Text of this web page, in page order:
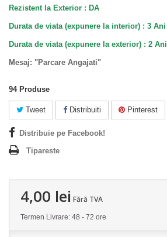
Rezistent la Exterior : DA
Durata de viata (expunere la interior) : 3 Ani
Durata de viata (expunere la exterior) : 2 Ani
Mesaj: "Parcare Angajati"
94 Produse
Tweet Distribuiti Pinterest
Distribuie pe Facebook!
Tipareste
4,00 lei Fără TVA
Termen Livrare: 48 - 72 ore